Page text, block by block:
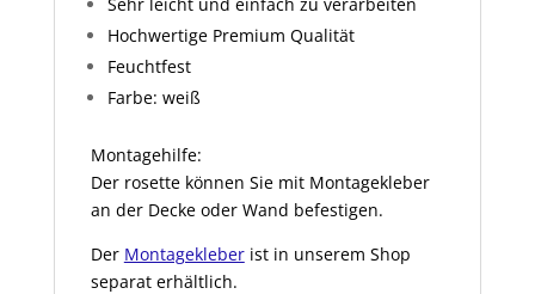
Hochwertige Premium Qualität
Feuchtfest
Farbe: weiß
Montagehilfe:
Der rosette können Sie mit Montagekleber
an der Decke oder Wand befestigen.
Der Montagekleberist in unserem Shop
separat erhältlich.